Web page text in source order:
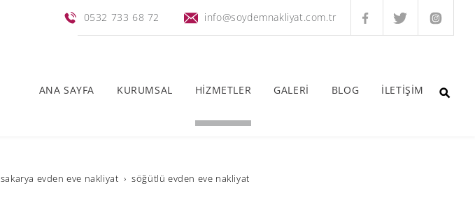
0532 733 68 72 info@soydemnakliyat.com.tr
ANA SAYFA KURUMSAL HİZMETLER GALERİ BLOG İLETİŞİM
sakarya evden eve nakliyat söğütlü evden eve nakliyat